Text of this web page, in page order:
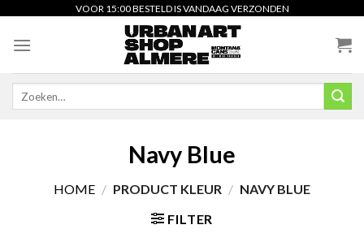
content
VOOR 15:00 BESTELD IS VANDAAG VERZONDEN
Navy Blue
HOME / PRODUCT KLEUR / NAVY BLUE
FILTER